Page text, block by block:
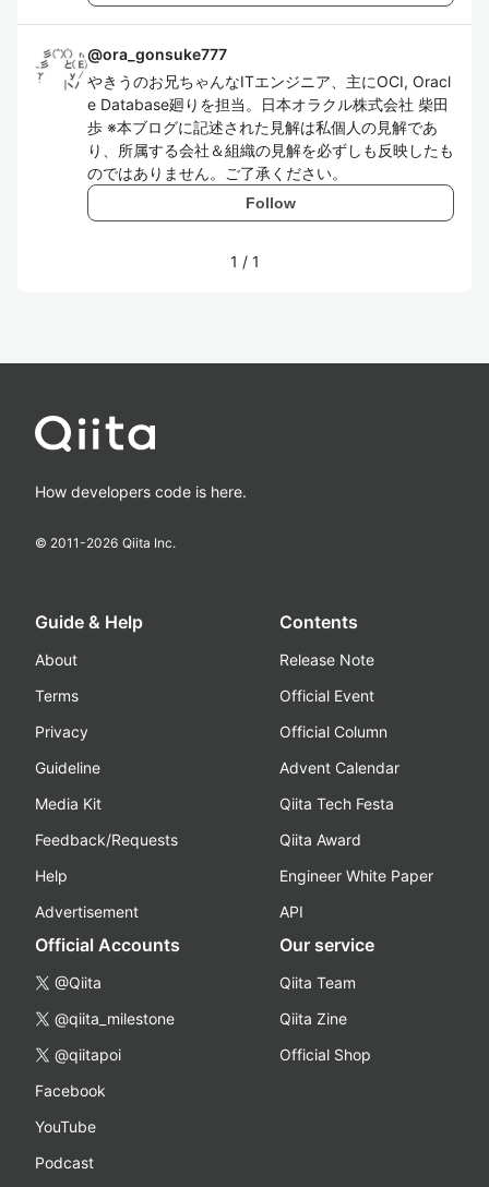
@ora_gonsuke777
やきうのお兄ちゃんなITエンジニア、主にOCI, Oracl
e Database廻りを担当。日本オラクル株式会社 柴田
歩 ※本ブログに記述された見解は私個人の見解であ
り、所属する会社＆組織の見解を必ずしも反映したも
のではありません。ご了承ください。
Follow
1 / 1
How developers code is here.
© 2011-2026 Qiita Inc.
Guide & Help
About
Terms
Privacy
Guideline
Media Kit
Feedback/Requests
Help
Advertisement
Contents
Release Note
Official Event
Official Column
Advent Calendar
Qiita Tech Festa
Qiita Award
Engineer White Paper
API
Official Accounts
@Qiita
@qiita_milestone
@qiitapoi
Facebook
YouTube
Podcast
Our service
Qiita Team
Qiita Zine
Official Shop